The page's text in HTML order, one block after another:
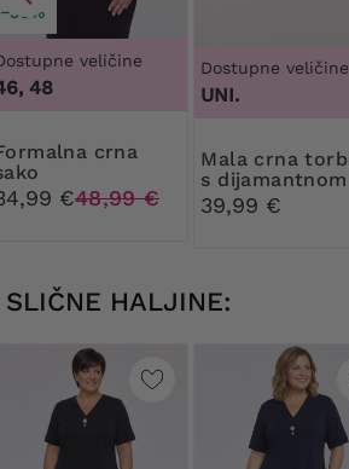
−30%
veličine
48
€48,99 €
Dostupne veličine
UNI.
Mala crna torbica
s dijamantnom
kopčom
39,99 €
SLIČNE HALJINE: